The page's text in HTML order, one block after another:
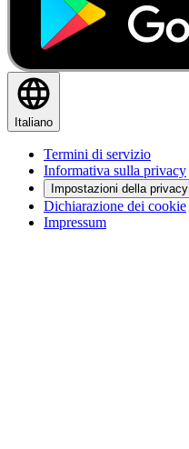
Italiano
Termini di servizio
Informativa sulla privacy
Impostazioni della privacy
Dichiarazione dei cookie
Impressum